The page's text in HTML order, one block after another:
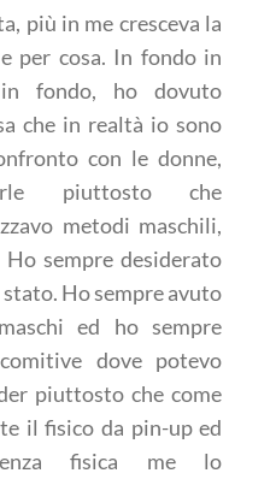
più in me cresceva la
per cosa. In fondo in
fondo, ho dovuto
che in realtà io sono
con le donne,
piuttosto che
metodi maschili,
sempre desiderato
Ho sempre avuto
ed ho sempre
dove potevo
piuttosto che come
il fisico da pin-up ed
fisica me lo